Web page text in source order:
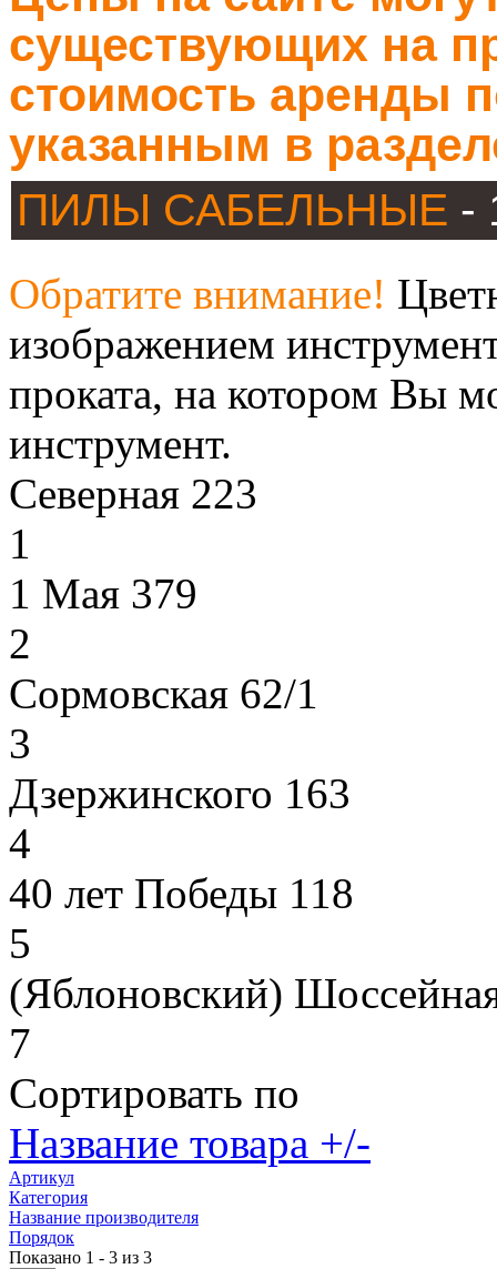
существующих на
стоимость аренды
указанным в
ПИЛЫ САБЕЛЬНЫЕ -
Обратите внимание!
изображением
проката, на котором Вы
инструмент.
Северная 223
1
1 Мая 379
2
Сормовская 62/1
3
Дзержинского 163
4
40 лет Победы 118
5
(Яблоновский)
7
Сортировать по
Название товара +/-
Артикул
Категория
Название производителя
Порядок
Показано 1 - 3 из 3